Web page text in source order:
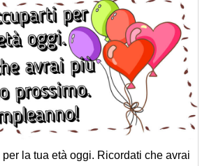
la tua età oggi. Ricordati che avrai